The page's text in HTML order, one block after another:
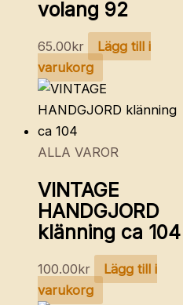
volang 92
65.00kr
Lägg till i
varukorg
ALLA VAROR
VINTAGE
HANDGJORD
klänning ca 104
100.00kr
Lägg till i
varukorg